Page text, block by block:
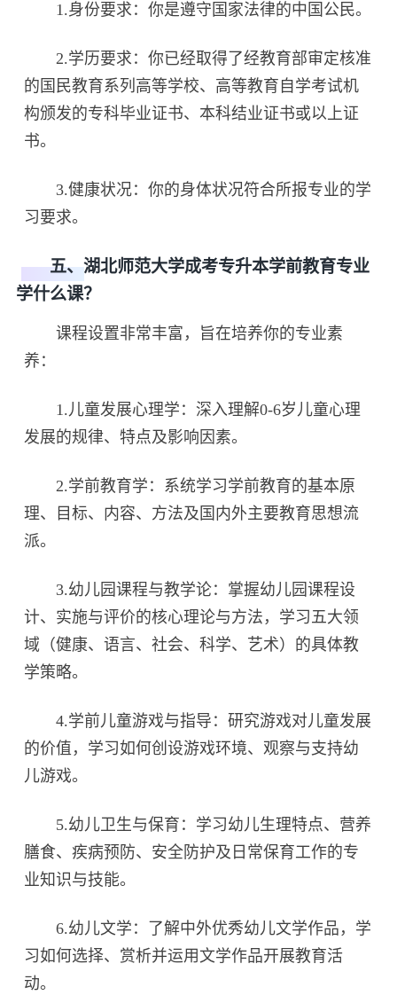
1.身份要求：你是遵守国家法律的中国公民。
2.学历要求：你已经取得了经教育部审定核准
的国民教育系列高等学校、高等教育自学考试机
构颁发的专科毕业证书、本科结业证书或以上证
书。
3.健康状况：你的身体状况符合所报专业的学
习要求。
五、湖北师范大学成考专升本学前教育专业
学什么课？
课程设置非常丰富，旨在培养你的专业素
养：
1.儿童发展心理学：深入理解0-6岁儿童心理
发展的规律、特点及影响因素。
2.学前教育学：系统学习学前教育的基本原
理、目标、内容、方法及国内外主要教育思想流
派。
3.幼儿园课程与教学论：掌握幼儿园课程设
计、实施与评价的核心理论与方法，学习五大领
域（健康、语言、社会、科学、艺术）的具体教
学策略。
4.学前儿童游戏与指导：研究游戏对儿童发展
的价值，学习如何创设游戏环境、观察与支持幼
儿游戏。
5.幼儿卫生与保育：学习幼儿生理特点、营养
膳食、疾病预防、安全防护及日常保育工作的专
业知识与技能。
6.幼儿文学：了解中外优秀幼儿文学作品，学
习如何选择、赏析并运用文学作品开展教育活
动。